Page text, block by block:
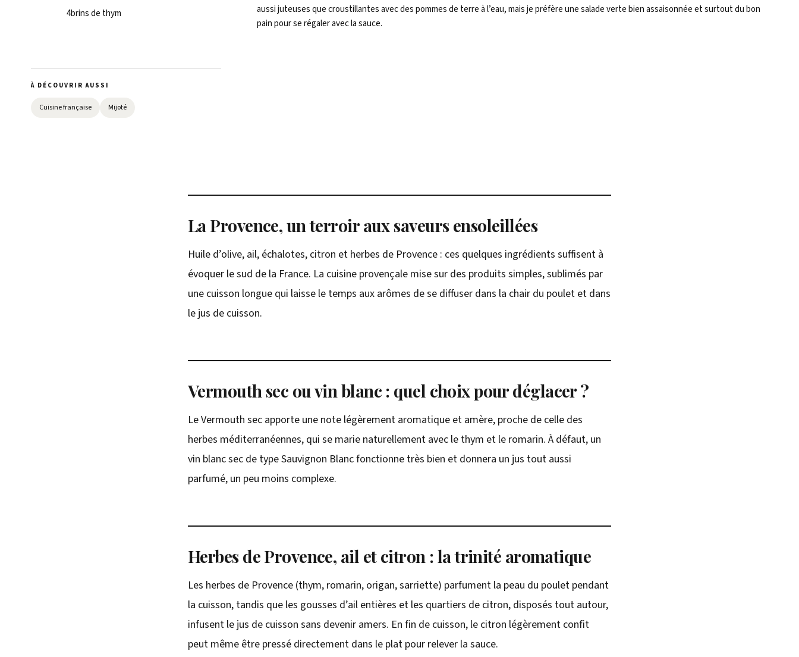
4brins de thym
À DÉCOUVRIR AUSSI
Cuisine française Mijoté
aussi juteuses que croustillantes avec des pommes de terre à l’eau, mais je préfère une salade verte bien assaisonnée et surtout du bon
pain pour se régaler avec la sauce.
La Provence, un terroir aux saveurs ensoleillées
Huile d’olive, ail, échalotes, citron et herbes de Provence : ces quelques ingrédients suffisent à
évoquer le sud de la France. La cuisine provençale mise sur des produits simples, sublimés par
une cuisson longue qui laisse le temps aux arômes de se diffuser dans la chair du poulet et dans
le jus de cuisson.
Vermouth sec ou vin blanc : quel choix pour déglacer ?
Le Vermouth sec apporte une note légèrement aromatique et amère, proche de celle des
herbes méditerranéennes, qui se marie naturellement avec le thym et le romarin. À défaut, un
vin blanc sec de type Sauvignon Blanc fonctionne très bien et donnera un jus tout aussi
parfumé, un peu moins complexe.
Herbes de Provence, ail et citron : la trinité aromatique
Les herbes de Provence (thym, romarin, origan, sarriette) parfument la peau du poulet pendant
la cuisson, tandis que les gousses d’ail entières et les quartiers de citron, disposés tout autour,
infusent le jus de cuisson sans devenir amers. En fin de cuisson, le citron légèrement confit
peut même être pressé directement dans le plat pour relever la sauce.